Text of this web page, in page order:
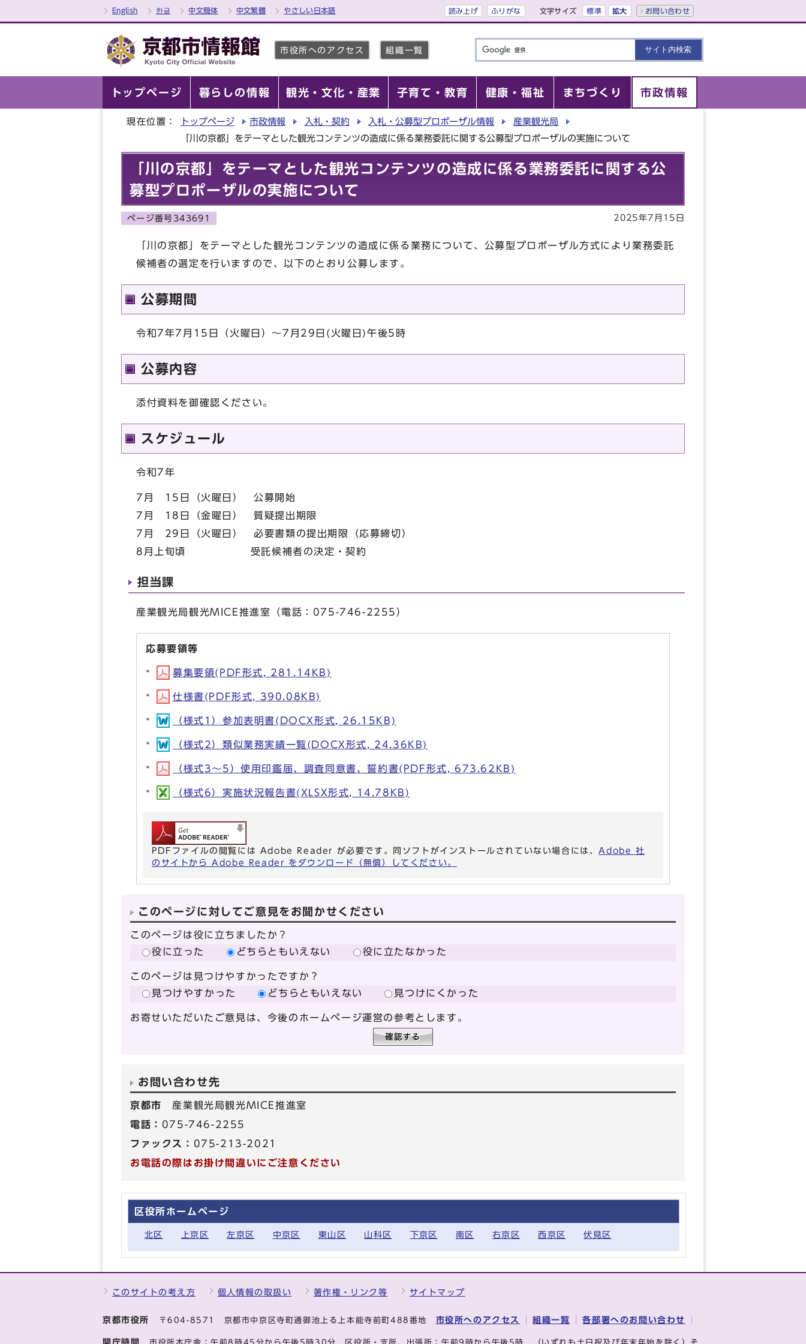
English 한글 中文簡体 中文繁體 やさしい日本語 読み上げ ふりがな 文字サイズ 標準 拡大 お問い合わせ
市役所へのアクセス 組織一覧
トップページ 暮らしの情報 観光・文化・産業 子育て・教育 健康・福祉 まちづくり 市政情報
現在位置： トップページ 市政情報 入札・契約 入札・公募型プロポーザル情報
産業観光局
「川の京都」をテーマとした観光コンテンツの造成に係る業務委託に関する公募型プロポーザルの実施について
「川の京都」をテーマとした観光コンテンツの造成に係る業務委託に関する公
募型プロポーザルの実施について
ページ番号343691 2025年7月15日
「川の京都」をテーマとした観光コンテンツの造成に係る業務について、公募型プロポーザル方式により業務委託
候補者の選定を行いますので、以下のとおり公募します。
公募期間
令和7年7月15日（火曜日）～7月29日(火曜日)午後5時
公募内容
添付資料を御確認ください。
スケジュール
令和7年
7月 15日（火曜日） 公募開始
7月 18日（金曜日） 質疑提出期限
7月 29日（火曜日） 必要書類の提出期限（応募締切）
8月上旬頃 受託候補者の決定・契約
担当課
産業観光局観光MICE推進室（電話：075-746-2255）
応募要領等
募集要領(PDF形式, 281.14KB)
仕様書(PDF形式, 390.08KB)
（様式1）参加表明書(DOCX形式, 26.15KB)
（様式2）類似業務実績一覧(DOCX形式, 24.36KB)
（様式3～5）使用印鑑届、調査同意書、誓約書(PDF形式, 673.62KB)
（様式6）実施状況報告書(XLSX形式, 14.78KB)
PDFファイルの閲覧には Adobe Reader が必要です。同ソフトがインストールされていない場合には、Adobe 社
のサイトから Adobe Reader をダウンロード（無償）してください。
このページに対してご意見をお聞かせください
このページは役に立ちましたか？
役に立った
どちらともいえない 役に立たなかった
このページは見つけやすかったですか？
見つけやすかった
どちらともいえない 見つけにくかった
お寄せいただいたご意見は、今後のホームページ運営の参考とします。
お問い合わせ先
京都市 産業観光局観光MICE推進室
電話： 075-746-2255
ファックス： 075-213-2021
お電話の際はお掛け間違いにご注意ください
区役所ホームページ
北区 上京区 左京区 中京区 東山区 山科区 下京区 南区 右京区 西京区 伏見区
このサイトの考え方 個人情報の取扱い 著作権・リンク等 サイトマップ
京都市役所 〒604-8571 京都市中京区寺町通御池上る上本能寺前町488番地 市役所へのアクセス 組織一覧 各部署へのお問い合わせ
開庁時間